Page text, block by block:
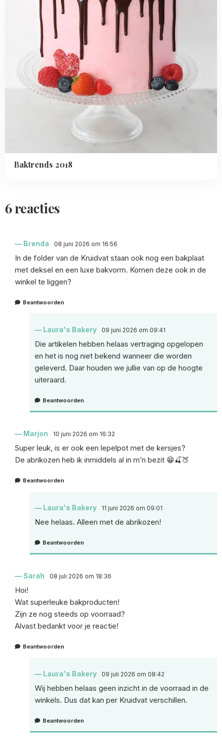
Baktrends 2018
6 reacties
Brenda 08 juni 2026 om 16:56
In de folder van de Kruidvat staan ook nog een bakplaat
met deksel en een luxe bakvorm. Komen deze ook in de
winkel te liggen?
Beantwoorden
Laura's Bakery 09 juni 2026 om 09:41
Die artikelen hebben helaas vertraging opgelopen
en het is nog niet bekend wanneer die worden
geleverd. Daar houden we jullie van op de hoogte
uiteraard.
Beantwoorden
Marjon 10 juni 2026 om 16:32
Super leuk, is er ook een lepelpot met de kersjes?
De abrikozen heb ik inmiddels al in m’n bezit 😁🍒🍑
Beantwoorden
Laura's Bakery 11 juni 2026 om 09:01
Nee helaas. Alleen met de abrikozen!
Beantwoorden
Sarah 08 juli 2026 om 18:36
Hoi!
Wat superleuke bakproducten!
Zijn ze nog steeds op voorraad?
Alvast bedankt voor je reactie!
Beantwoorden
Laura's Bakery 09 juli 2026 om 08:42
Wij hebben helaas geen inzicht in de voorraad in de
winkels. Dus dat kan per Kruidvat verschillen.
Beantwoorden